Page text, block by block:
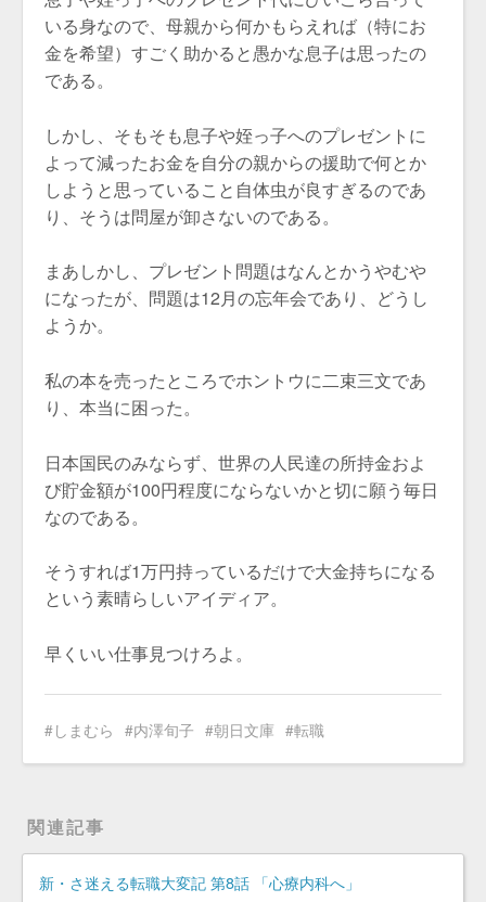
いる身なので、母親から何かもらえれば（特にお
金を希望）すごく助かると愚かな息子は思ったの
である。
しかし、そもそも息子や姪っ子へのプレゼントに
よって減ったお金を自分の親からの援助で何とか
しようと思っていること自体虫が良すぎるのであ
り、そうは問屋が卸さないのである。
まあしかし、プレゼント問題はなんとかうやむや
になったが、問題は12月の忘年会であり、どうし
ようか。
私の本を売ったところでホントウに二束三文であ
り、本当に困った。
日本国民のみならず、世界の人民達の所持金およ
び貯金額が100円程度にならないかと切に願う毎日
なのである。
そうすれば1万円持っているだけで大金持ちになる
という素晴らしいアイディア。
早くいい仕事見つけろよ。
しまむら 内澤旬子 朝日文庫 転職
関連記事
新・さ迷える転職大変記 第8話 「心療内科へ」